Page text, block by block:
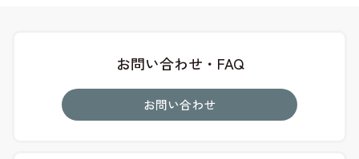
お問い合わせ・FAQ
お問い合わせ